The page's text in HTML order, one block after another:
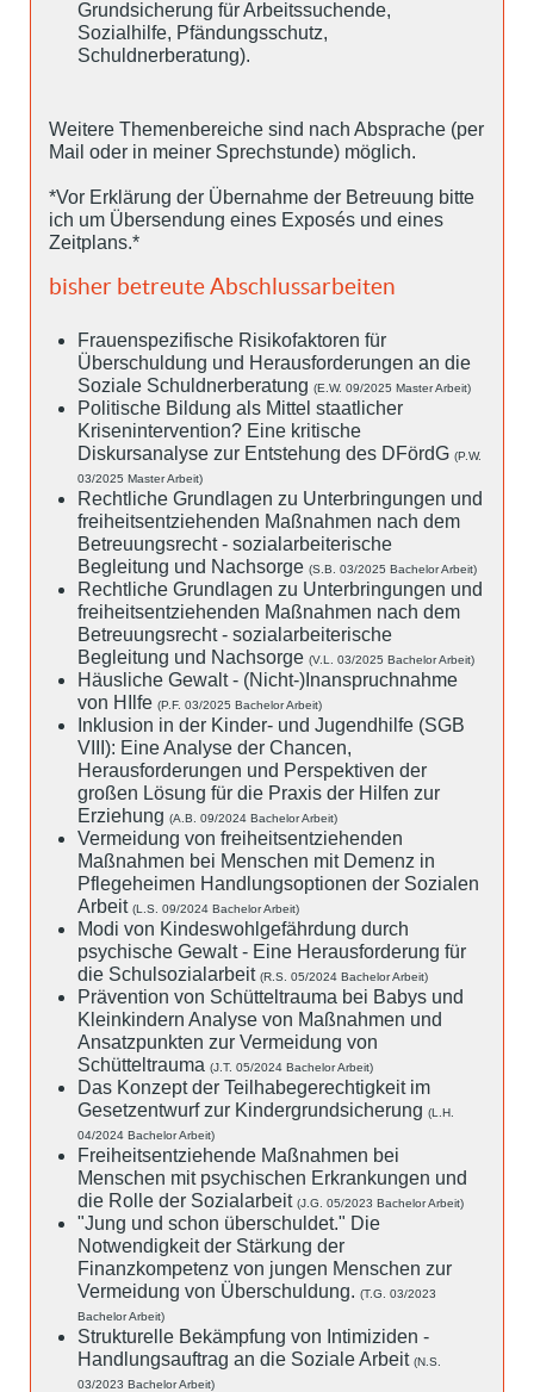
Grundsicherung für Arbeitssuchende,
Sozialhilfe, Pfändungsschutz,
Schuldnerberatung).
Weitere Themenbereiche sind nach Absprache (per
Mail oder in meiner Sprechstunde) möglich.
*Vor Erklärung der Übernahme der Betreuung bitte
ich um Übersendung eines Exposés und eines
Zeitplans.*
bisher betreute Abschlussarbeiten
Frauenspezifische Risikofaktoren für
Überschuldung und Herausforderungen an die
Soziale Schuldnerberatung (E.W. 09/2025 Master Arbeit)
Politische Bildung als Mittel staatlicher
Krisenintervention? Eine kritische
Diskursanalyse zur Entstehung des DFördG (P.W.
03/2025 Master Arbeit)
Rechtliche Grundlagen zu Unterbringungen und
freiheitsentziehenden Maßnahmen nach dem
Betreuungsrecht - sozialarbeiterische
Begleitung und Nachsorge (S.B. 03/2025 Bachelor Arbeit)
Rechtliche Grundlagen zu Unterbringungen und
freiheitsentziehenden Maßnahmen nach dem
Betreuungsrecht - sozialarbeiterische
Begleitung und Nachsorge (V.L. 03/2025 Bachelor Arbeit)
Häusliche Gewalt - (Nicht-)Inanspruchnahme
von HIlfe (P.F. 03/2025 Bachelor Arbeit)
Inklusion in der Kinder- und Jugendhilfe (SGB
VIII): Eine Analyse der Chancen,
Herausforderungen und Perspektiven der
großen Lösung für die Praxis der Hilfen zur
Erziehung (A.B. 09/2024 Bachelor Arbeit)
Vermeidung von freiheitsentziehenden
Maßnahmen bei Menschen mit Demenz in
Pflegeheimen Handlungsoptionen der Sozialen
Arbeit (L.S. 09/2024 Bachelor Arbeit)
Modi von Kindeswohlgefährdung durch
psychische Gewalt - Eine Herausforderung für
die Schulsozialarbeit (R.S. 05/2024 Bachelor Arbeit)
Prävention von Schütteltrauma bei Babys und
Kleinkindern Analyse von Maßnahmen und
Ansatzpunkten zur Vermeidung von
Schütteltrauma (J.T. 05/2024 Bachelor Arbeit)
Das Konzept der Teilhabegerechtigkeit im
Gesetzentwurf zur Kindergrundsicherung (L.H.
04/2024 Bachelor Arbeit)
Freiheitsentziehende Maßnahmen bei
Menschen mit psychischen Erkrankungen und
die Rolle der Sozialarbeit (J.G. 05/2023 Bachelor Arbeit)
"Jung und schon überschuldet." Die
Notwendigkeit der Stärkung der
Finanzkompetenz von jungen Menschen zur
Vermeidung von Überschuldung. (T.G. 03/2023
Bachelor Arbeit)
Strukturelle Bekämpfung von Intimiziden -
Handlungsauftrag an die Soziale Arbeit (N.S.
03/2023 Bachelor Arbeit)